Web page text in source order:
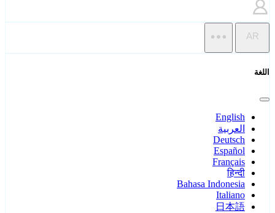
AR
اللغة
English
العربية
Deutsch
Español
Français
हिन्दी
Bahasa Indonesia
Italiano
日本語